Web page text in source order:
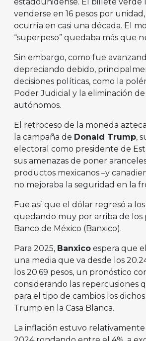
venderse en 16 pesos por
ocurría en casi una década. El
“superpeso” quedaba más que
Sin embargo, como fue
depreciando debido,
decisiones políticas, como la
Poder Judicial y la eliminación
autónomos.
El retroceso de la moneda
la campaña de Donald Trump,
electoral como presidente de
sus amenazas de poner
productos mexicanos –y
no mejoraba la seguridad en la
Fue así que el dólar regresó a los
quedando muy por arriba de los
Banco de México (Banxico).
Para 2025, Banxico espera que
una media que va desde los
los 20.69 pesos, un pronóstico
considerando las repercusiones
para el tipo de cambios los
Trump en la Casa Blanca.
La inflación estuvo